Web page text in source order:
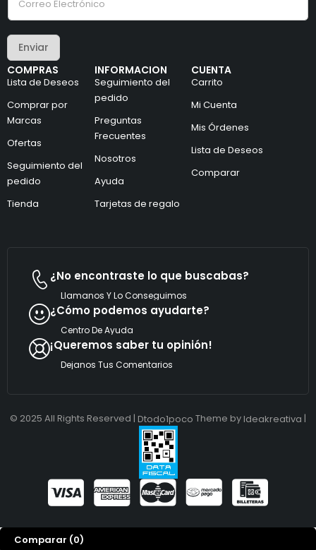
COMPRAS
Lista de Deseos
Comprar por
Marcas
Ofertas
Seguimiento del
pedido
Tienda
INFORMACION
Seguimiento del
pedido
Preguntas
Frecuentes
Nosotros
Ayuda
Tarjetas de regalo
CUENTA
Carrito
Mi Cuenta
Mis Órdenes
Lista de Deseos
Comparar
c
r
n
i
c
o
e
l
c
t
r
ó
i
e
e
l
e
t
r
n
c
o
Enviar
¿No encontraste lo que buscabas?
Llamanos Y Lo Conseguimos
¿Cómo podemos ayudarte?
Centro De Ayuda
¡Queremos saber tu opinión!
Dejanos Tus Comentarios
© 2025 All Rights Reserved | Dtodo1poco Theme by Ideakreativa |
Comparar (0)